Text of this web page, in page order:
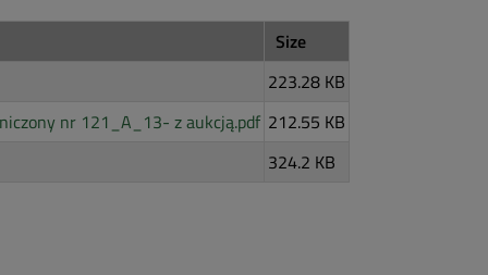
Size
223.28 KB
nr 121_A_13- z aukcją.pdf 212.55 KB
324.2 KB